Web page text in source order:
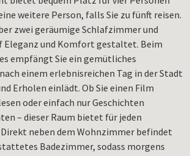
weitere Person, falls Sie zu fünft reisen.
zwei geräumige Schlafzimmer und
Eleganz und Komfort gestaltet. Beim
empfängt Sie ein gemütliches
einem erlebnisreichen Tag in der Stadt
Erholen einlädt. Ob Sie einen Film
oder einfach nur Geschichten
– dieser Raum bietet für jeden
Direkt neben dem Wohnzimmer befindet
Badezimmer, sodass morgens